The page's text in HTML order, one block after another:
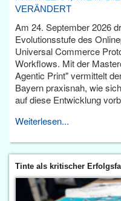
VERÄNDERT
Am 24. September 2026
Evolutionsstufe des
Universal Commerce
Workflows. Mit der
Agentic Print" vermittelt
Bayern praxisnah, wie
auf diese Entwicklung
Weiterlesen...
Tinte als kritischer